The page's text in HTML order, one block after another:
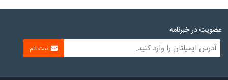
عضویت در خبرنامه
ثبت نام